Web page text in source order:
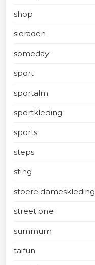
shop
sieraden
someday
sport
sportalm
sportkleding
sports
steps
sting
stoere dameskleding
street one
summum
taifun